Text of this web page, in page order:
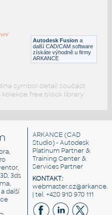
Autodesk Fusion a
další CAD/CAM software
získáte výhodně u firmy
ARKANCE
symbol detail součást
free block library
3ds
další
ARKANCE (CAD
Studio) - Autodesk
Platinum Partner &
Training Center &
Services Partner
KONTAKT:
| tel. +420 910 970 111